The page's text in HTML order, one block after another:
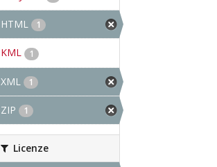
HTML 1
KML 1
XML 1
ZIP 1
Licenze